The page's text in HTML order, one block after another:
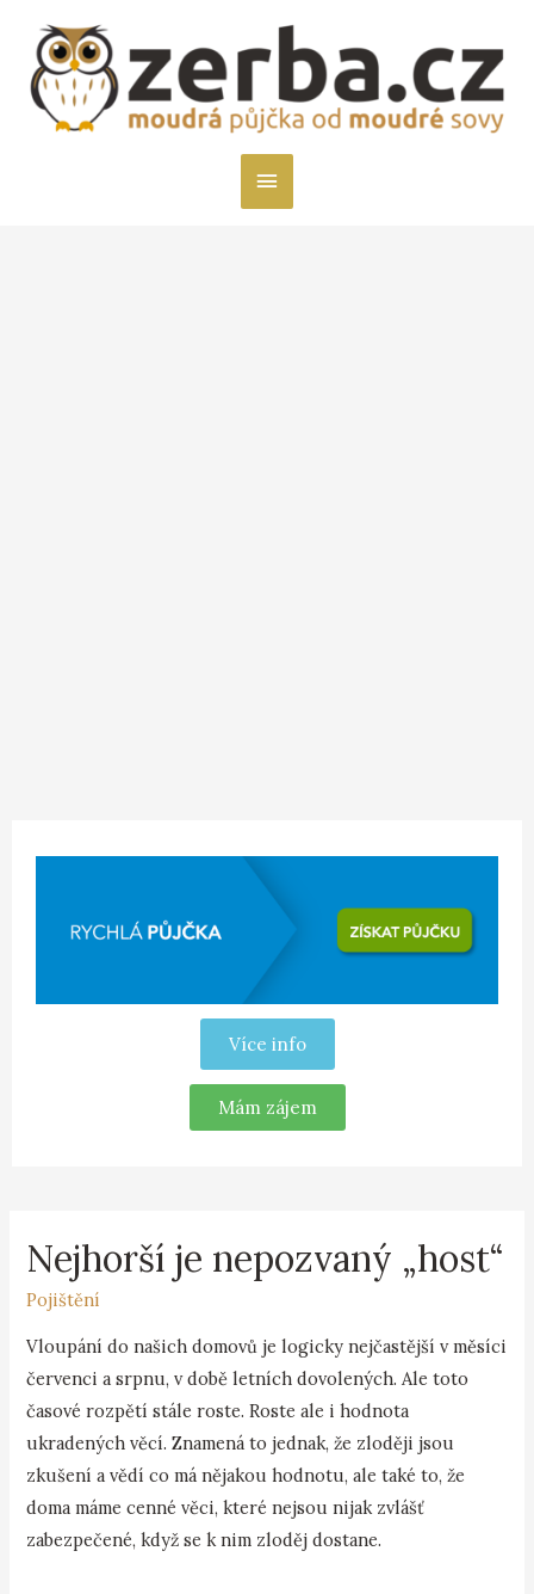
Více info
Mám zájem
Nejhorší je nepozvaný „host“
Pojištění
Vloupání do našich domovů je logicky nejčastější v měsíci
červenci a srpnu, v době letních dovolených. Ale toto
časové rozpětí stále roste. Roste ale i hodnota
ukradených věcí. Znamená to jednak, že zloději jsou
zkušení a vědí co má nějakou hodnotu, ale také to, že
doma máme cenné věci, které nejsou nijak zvlášť
zabezpečené, když se k nim zloděj dostane.